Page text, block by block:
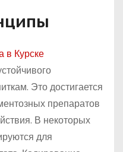
в Курске
Это достигается
препаратов
В некоторых
для